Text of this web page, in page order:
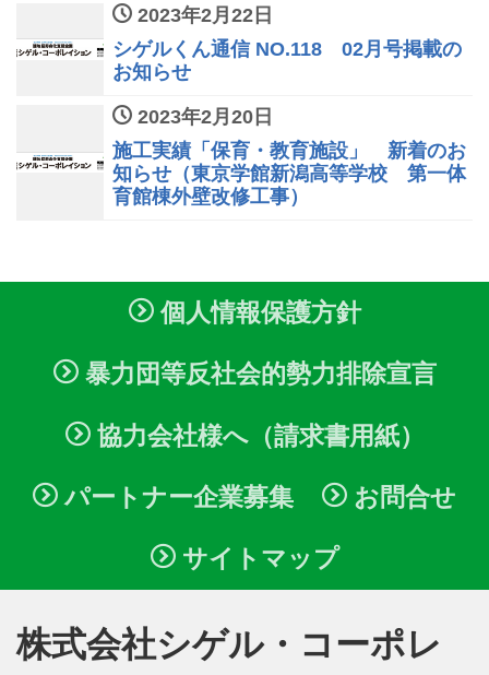
2023年2月22日
シゲルくん通信 NO.118 02月号掲載の
お知らせ
2023年2月20日
施工実績「保育・教育施設」 新着のお
知らせ（東京学館新潟高等学校 第一体
育館棟外壁改修工事）
個人情報保護方針
暴力団等反社会的勢力排除宣言
協力会社様へ（請求書用紙）
パートナー企業募集 お問合せ
サイトマップ
株式会社シゲル・コーポレ